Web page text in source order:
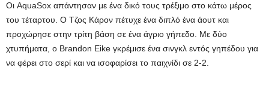
Οι AquaSox απάντησαν με ένα δικό τους τρέξιμο στο κάτω μέρος
του τέταρτου. Ο Τζος Κάρον πέτυχε ένα διπλό ένα άουτ και
προχώρησε στην τρίτη βάση σε ένα άγριο γήπεδο. Με δύο
χτυπήματα, ο Brandon Eike γκρέμισε ένα σινγκλ εντός γηπέδου για
να φέρει στο σερί και να ισοφαρίσει το παιχνίδι σε 2-2.